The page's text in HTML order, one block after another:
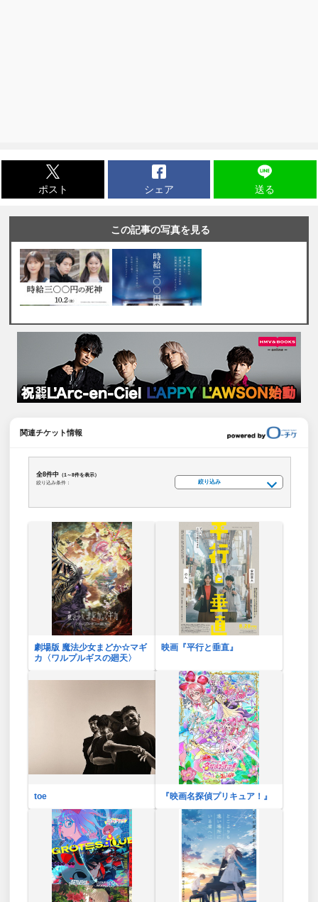
ポスト シェア 送る
この記事の写真を見る
関連チケット情報
全8件中 （1～8件を表示）
絞り込み条件：
絞り込み
劇場版 魔法少女まどか☆マギ
カ〈ワルプルギスの廻天〉
映画『平行と垂直』
toe 『映画名探偵プリキュア！』